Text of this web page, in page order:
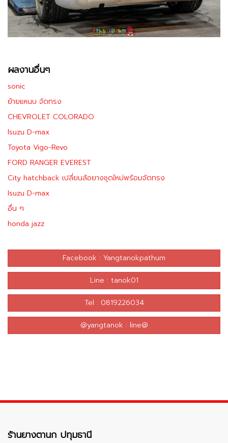
ผลงานอื่นๆ
sonic
ย้ายแหนบ จัดทรง
CHEVROLET COLORADO
lsuzu D-max
Toyota Vigo-Revo
FORD RANGER EVEREST
City hatchback เปลี่ยนล้อยางชุดใหม่พร้อมจัดทรง
Isuzu D-max
อื่น ๆ
honda jazz
Facebook : Yangtanokpathum
Line : tanok01
Tel : 0819226034
@yangtanok : line@
ร้านยางตานก ปทุมธานี